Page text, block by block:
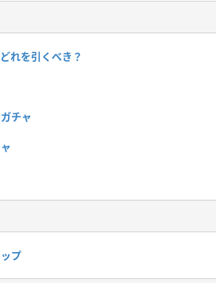
れを引くべき？
チャ
プ